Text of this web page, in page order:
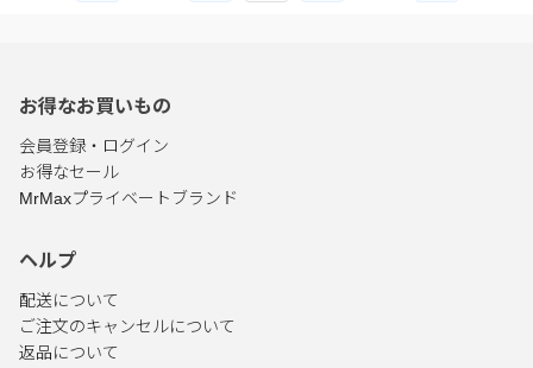
お得なお買いもの
会員登録・ログイン
お得なセール
MrMaxプライベートブランド
ヘルプ
配送について
ご注文のキャンセルについて
返品について